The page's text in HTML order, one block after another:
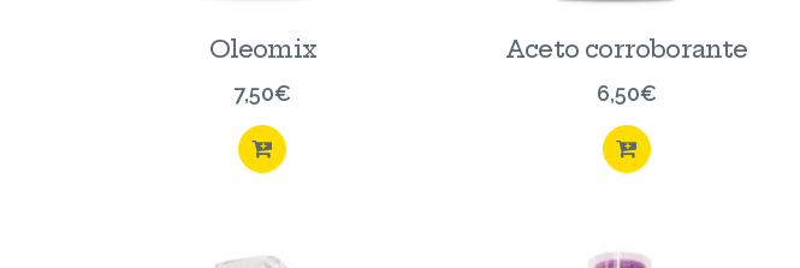
Oleomix
7,50€
Aceto corroborante
6,50€